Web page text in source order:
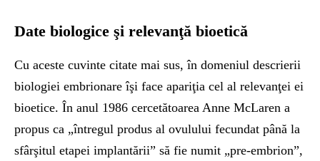
Date biologice şi relevanţă bioetică
Cu aceste cuvinte citate mai sus, în domeniul descrierii
biologiei embrionare îşi face apariţia cel al relevanţei ei
bioetice. În anul 1986 cercetătoarea Anne McLaren a
propus ca „întregul produs al ovulului fecundat până la
sfârşitul etapei implantării” să fie numit „pre-embrion”,